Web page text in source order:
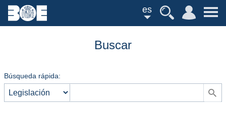
es
Buscar
Búsqueda rápida: